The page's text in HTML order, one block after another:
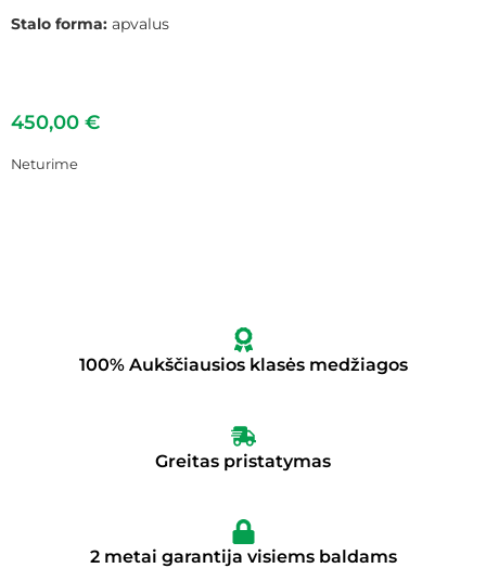
Stalo forma: apvalus
450,00 €
Neturime
100% Aukščiausios klasės medžiagos
Greitas pristatymas
2 metai garantija visiems baldams